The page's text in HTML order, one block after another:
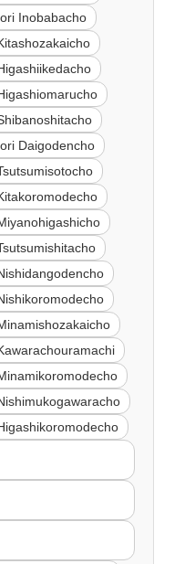
Inobabacho
Daigodencho